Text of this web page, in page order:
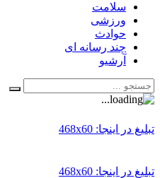
سلامت
ورزشی
حوادث
چند رسانه ای
آرشیو
تبلیغ در اینجا: 468x60
تبلیغ در اینجا: 468x60